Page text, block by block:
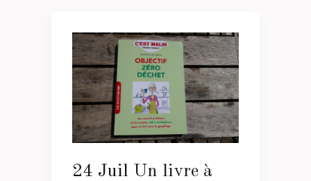
24 Juil Un livre à